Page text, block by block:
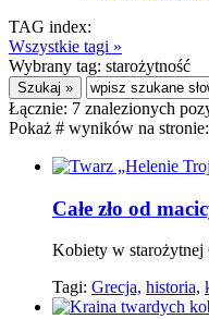
TAG index:
Wszystkie tagi »
Wybrany tag: starożytność
Łącznie: 7 znalezionych
Pokaż # wyników na stronie:
Całe zło od
Kobiety w starożytnej
Tagi: Grecja, historia,